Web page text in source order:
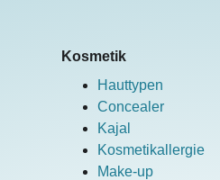
Kosmetik
Hauttypen
Concealer
Kajal
Kosmetikallergie
Make-up